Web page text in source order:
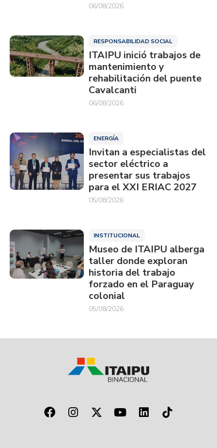
06/08/2026
RESPONSABILIDAD SOCIAL
ITAIPU inició trabajos de
mantenimiento y
rehabilitación del puente
Cavalcanti
06/08/2026
ENERGÍA
Invitan a especialistas del
sector eléctrico a
presentar sus trabajos
para el XXI ERIAC 2027
05/08/2026
INSTITUCIONAL
Museo de ITAIPU alberga
taller donde exploran
historia del trabajo
forzado en el Paraguay
colonial
05/08/2026